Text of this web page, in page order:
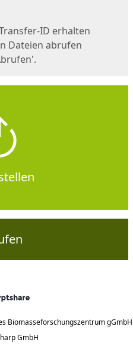
ID erhalten
Dateien abrufen
Biomasseforschungszentrum gGmbH
GmbH